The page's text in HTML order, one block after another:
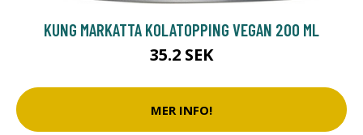
KUNG MARKATTA KOLATOPPING VEGAN 200 ML
35.2 SEK
MER INFO!